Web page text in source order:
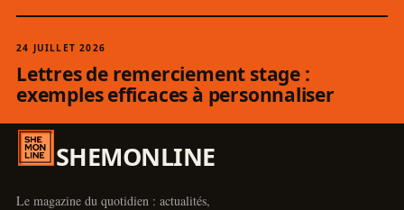
24 JUILLET 2026
Lettres de remerciement stage :
exemples efficaces à personnaliser
SHEMONLINE
Le magazine du quotidien : actualités,